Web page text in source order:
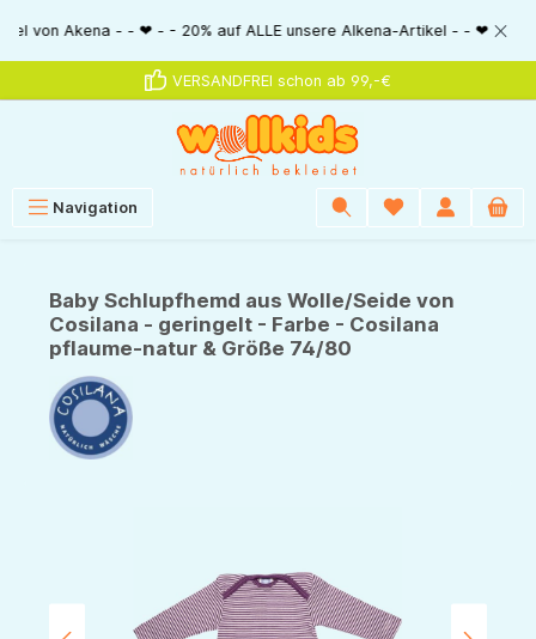
springen- - ❤ - - 20% auf ALLE unsere Alkena-Artikel - - ❤ - - 20%
VERSANDFREI schon ab 99,-€
Navigation
Baby Schlupfhemd aus Wolle/Seide von
Cosilana - geringelt - Farbe - Cosilana
pflaume-natur & Größe 74/80